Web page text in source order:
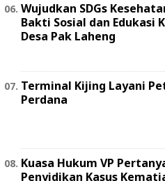
Wujudkan SDGs
Bakti Sosial dan Edukasi
Desa Pak Laheng
Terminal Kijing Layani
Perdana
Kuasa Hukum VP
Penyidikan Kasus